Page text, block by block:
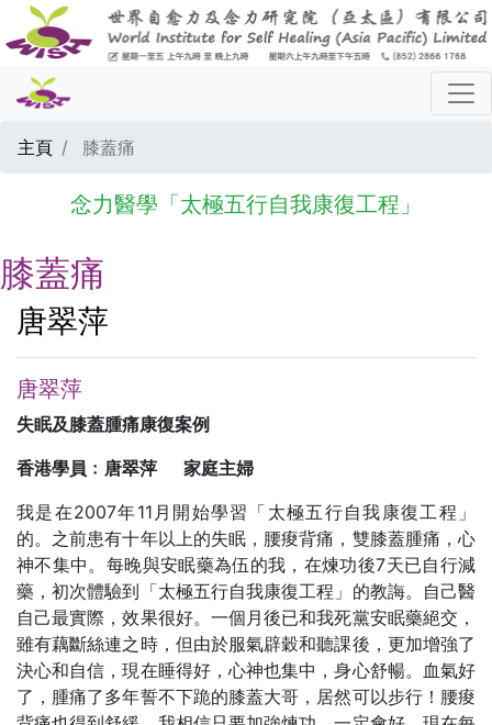
主頁 膝蓋痛
念力醫學「太極五行自我康復工程」
膝蓋痛
唐翠萍
唐翠萍
失眠及膝蓋腫痛康復案例
香港學員﹕唐翠萍 家庭主婦
我是在2007年11月開始學習「太極五行自我康復工程」
的。之前患有十年以上的失眠，腰痠背痛，雙膝蓋腫痛，心
神不集中。每晚與安眠藥為伍的我，在煉功後7天已自行減
藥，初次體驗到「太極五行自我康復工程」的教誨。自己醫
自己最實際，效果很好。一個月後已和我死黨安眠藥絕交，
雖有藕斷絲連之時，但由於服氣辟穀和聽課後，更加增強了
決心和自信，現在睡得好，心神也集中，身心舒暢。血氣好
了，腫痛了多年誓不下跪的膝蓋大哥，居然可以步行！腰痠